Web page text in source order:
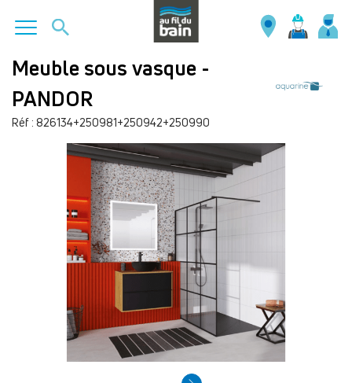
Aller
contenu
principal
Meuble sous vasque -
PANDOR
Réf : 826134+250981+250942+250990